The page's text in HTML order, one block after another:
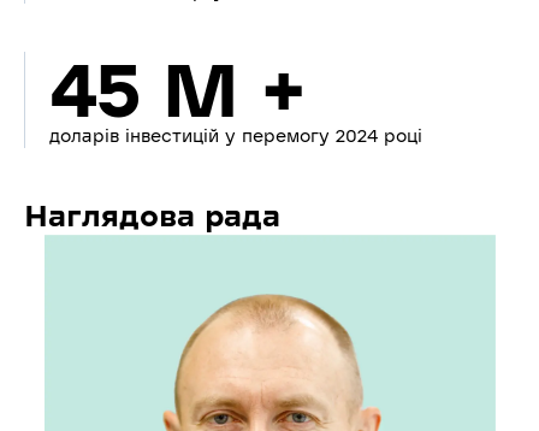
45 M +
доларів інвестицій у перемогу 2024 році
Наглядова рада